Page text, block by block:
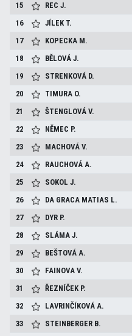
15
RECJ.
16
JÍLEK T.
17
KOPECKA M.
18
BĚLOVÁJ.
19
STRENKOVÁ D.
20
TIMURA O.
21
ŠTENGLOVÁV.
22
NĚMEC P.
23
MACHOVÁV.
24
RAUCHOVÁA.
25
SOKOLJ.
26
DA GRACA MATIAS L.
27
DYR P.
28
SLÁMAJ.
29
BEŠTOVÁA.
30
FAINOVAV.
31
ŘEZNÍČEK P.
32
LAVRINČÍKOVÁA.
33
STEINBERGER B.